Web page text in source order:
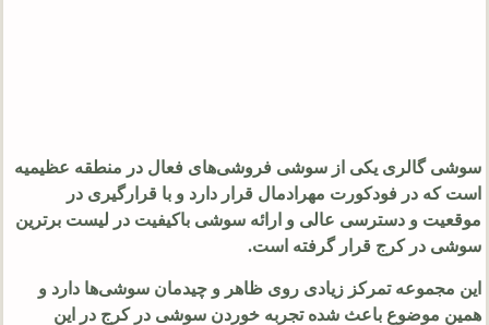
سوشی گالری یکی از سوشی فروشی‌های فعال در منطقه عظیمیه
است که در فودکورت مهرادمال قرار دارد و با قرارگیری در
موقعیت و دسترسی عالی و ارائه سوشی باکیفیت در لیست برترین
سوشی در کرج قرار گرفته است.
این مجموعه تمرکز زیادی روی ظاهر و چیدمان سوشی‌ها دارد و
همین موضوع باعث شده تجربه خوردن سوشی در کرج در این